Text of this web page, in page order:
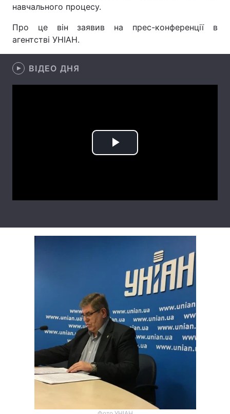
Лонгріди
Відео з Youtube
навчального процесу.
Про це він заявив на прес-конференції в
агентстві УНІАН.
ВІДЕО ДНЯ
Play